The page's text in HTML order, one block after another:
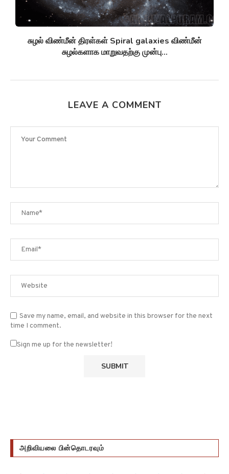
சுழல் விண்மீன் திரள்கள் Spiral galaxies விண்மீன்
சுழல்களாக மாறுவதற்கு முன்பு...
LEAVE A COMMENT
Save my name, email, and website in this browser for the next
time I comment.
Sign me up for the newsletter!
அறிவியலை பின்தொடரவும்